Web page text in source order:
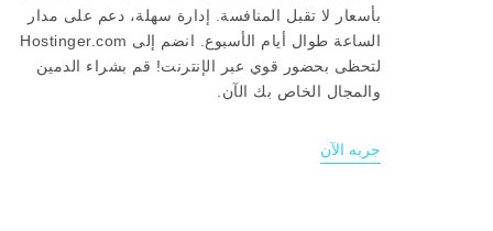
بأسعار لا تقبل المنافسة. إدارة سهلة، دعم على مدار
الساعة طوال أيام الأسبوع. انضم إلى Hostinger.com
لتحظى بحضور قوي عبر الإنترنت! قم بشراء الدمين
والمجال الخاص بك الآن.
جربه الآن